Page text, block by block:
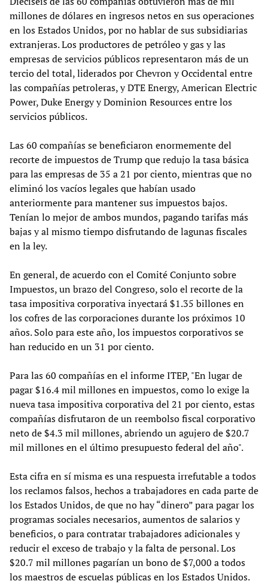
millones de dólares en ingresos netos en sus operaciones
en los Estados Unidos, por no hablar de sus subsidiarias
extranjeras. Los productores de petróleo y gas y las
empresas de servicios públicos representaron más de un
tercio del total, liderados por Chevron y Occidental entre
las compañías petroleras, y DTE Energy, American Electric
Power, Duke Energy y Dominion Resources entre los
servicios públicos.
Las 60 compañías se beneficiaron enormemente del
recorte de impuestos de Trump que redujo la tasa básica
para las empresas de 35 a 21 por ciento, mientras que no
eliminó los vacíos legales que habían usado
anteriormente para mantener sus impuestos bajos.
Tenían lo mejor de ambos mundos, pagando tarifas más
bajas y al mismo tiempo disfrutando de lagunas fiscales
en la ley.
En general, de acuerdo con el Comité Conjunto sobre
Impuestos, un brazo del Congreso, solo el recorte de la
tasa impositiva corporativa inyectará $1.35 billones en
los cofres de las corporaciones durante los próximos 10
años. Solo para este año, los impuestos corporativos se
han reducido en un 31 por ciento.
Para las 60 compañías en el informe ITEP, "En lugar de
pagar $16.4 mil millones en impuestos, como lo exige la
nueva tasa impositiva corporativa del 21 por ciento, estas
compañías disfrutaron de un reembolso fiscal corporativo
neto de $4.3 mil millones, abriendo un agujero de $20.7
mil millones en el último presupuesto federal del año".
Esta cifra en sí misma es una respuesta irrefutable a todos
los reclamos falsos, hechos a trabajadores en cada parte de
los Estados Unidos, de que no hay “dinero” para pagar los
programas sociales necesarios, aumentos de salarios y
beneficios, o para contratar trabajadores adicionales y
reducir el exceso de trabajo y la falta de personal. Los
$20.7 mil millones pagarían un bono de $7,000 a todos
los maestros de escuelas públicas en los Estados Unidos.